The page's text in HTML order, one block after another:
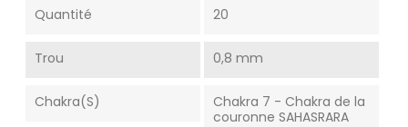
Quantité 20
Trou 0,8 mm
Chakra(s)
Chakra 7 - Chakra de la
couronne SAHASRARA